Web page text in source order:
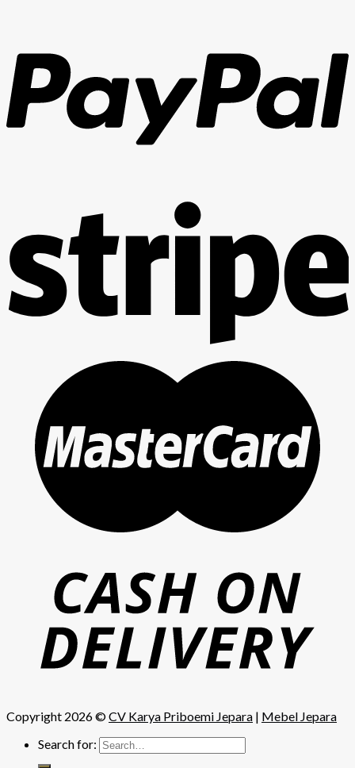
Copyright 2026 ©CV Karya Priboemi Jepara | Mebel Jepara
Search for: